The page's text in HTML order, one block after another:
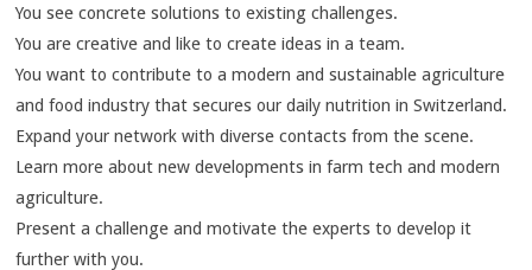
You see concrete solutions to existing challenges.
You are creative and like to create ideas in a team.
You want to contribute to a modern and sustainable agriculture
and food industry that secures our daily nutrition in Switzerland.
Expand your network with diverse contacts from the scene.
Learn more about new developments in farm tech and modern
agriculture.
Present a challenge and motivate the experts to develop it
further with you.